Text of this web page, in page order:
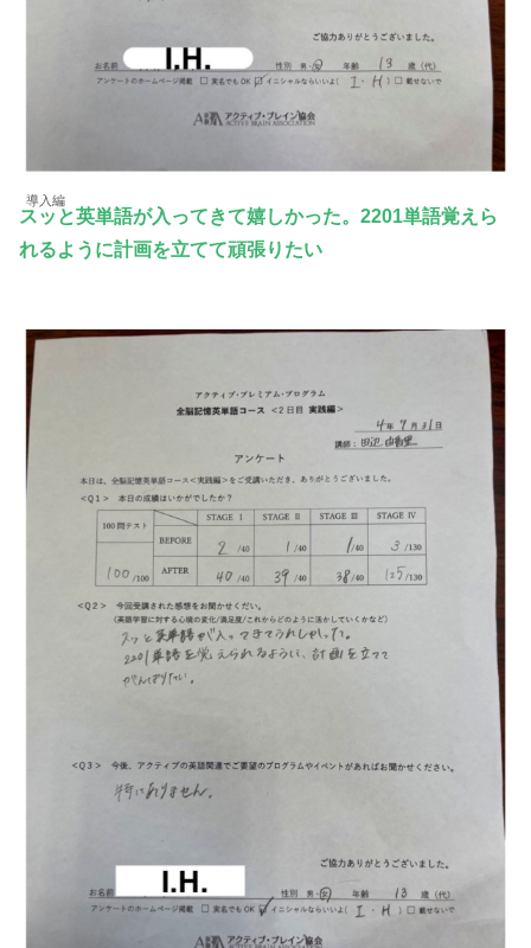
導入編
スッと英単語が入ってきて嬉しかった。2201単語覚えら
れるように計画を立てて頑張りたい